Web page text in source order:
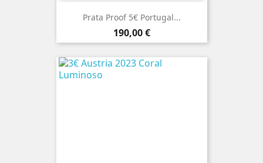
Prata Proof 5€ Portugal...
Preço
190,00 €